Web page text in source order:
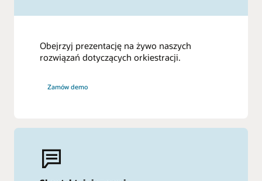
Obejrzyj prezentację na żywo naszych
rozwiązań dotyczących orkiestracji.
Zamów demo